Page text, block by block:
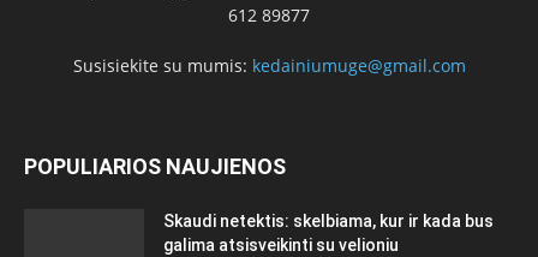
612 89877
Susisiekite su mumis: kedainiumuge@gmail.com
POPULIARIOS NAUJIENOS
Skaudi netektis: skelbiama, kur ir kada bus
galima atsisveikinti su velioniu